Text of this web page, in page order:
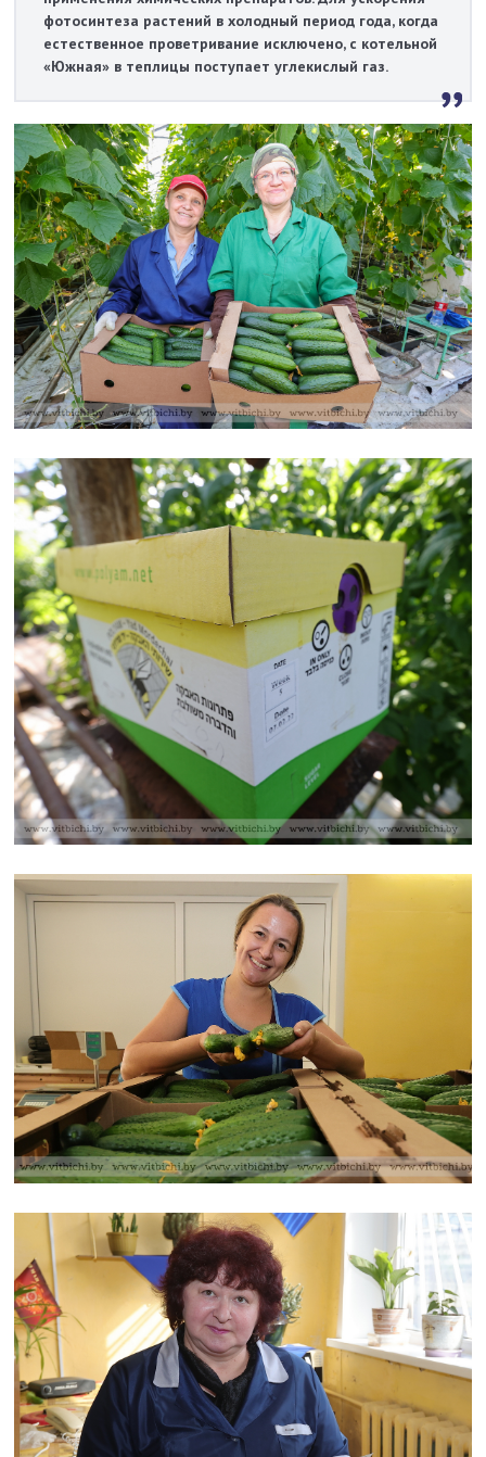
фотосинтеза растений в холодный период года, когда
естественное проветривание исключено, с котельной
«Южная» в теплицы поступает углекислый газ.